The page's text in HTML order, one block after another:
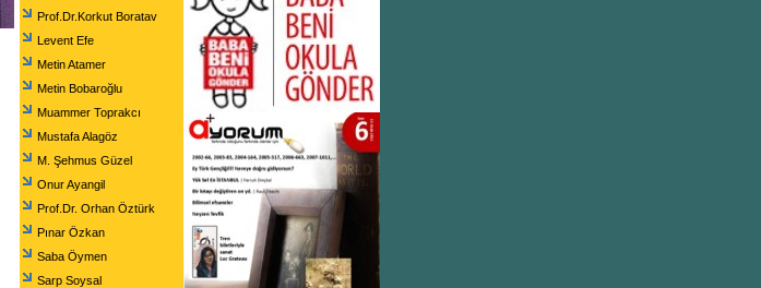
Prof.Dr.Korkut Boratav
Levent Efe
Metin Atamer
Metin Bobaroğlu
Muammer Toprakcı
Mustafa Alagöz
M. Şehmus Güzel
Onur Ayangil
Prof.Dr. Orhan Öztürk
Pınar Özkan
Saba Öymen
Sarp Soysal